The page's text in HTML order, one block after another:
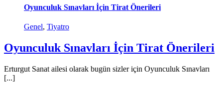
Oyunculuk Sınavları İçin Tirat Önerileri
Genel, Tiyatro
Oyunculuk Sınavları İçin Tirat Önerileri
Erturgut Sanat ailesi olarak bugün sizler için Oyunculuk Sınavları
[...]